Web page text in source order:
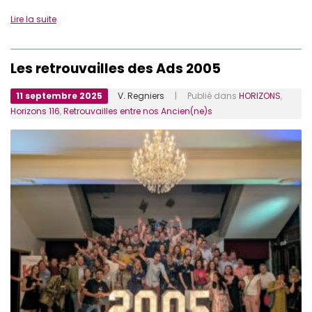
Lire la suite
Les retrouvailles des Ads 2005
11 septembre 2025 V. Regniers | Publié dans HORIZONS,
Horizons 116,Retrouvailles entre nos Ancien(ne)s